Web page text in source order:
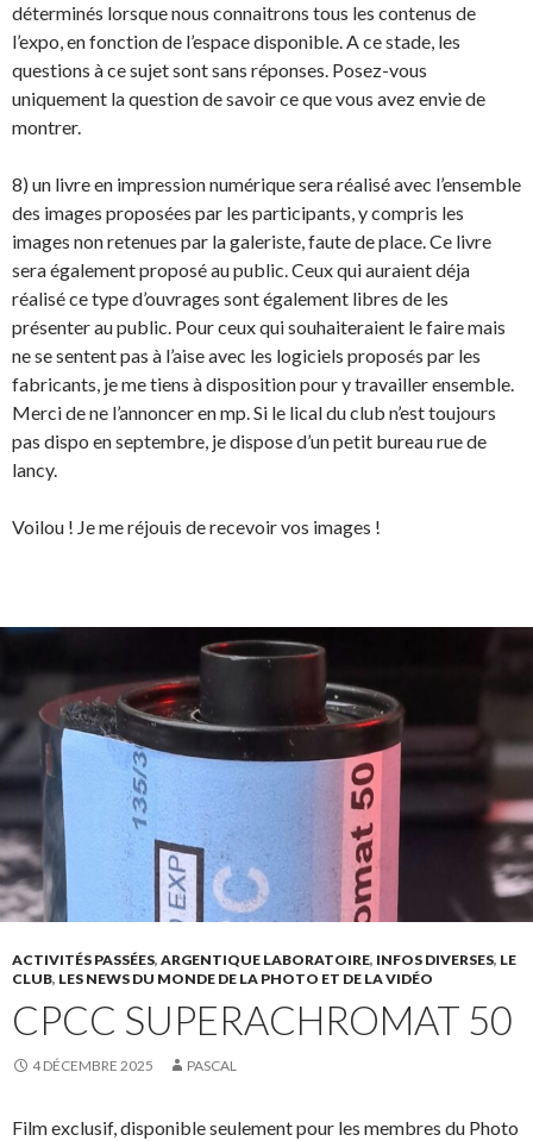
déterminés lorsque nous connaitrons tous les contenus de
l’expo, en fonction de l’espace disponible. A ce stade, les
questions à ce sujet sont sans réponses. Posez-vous
uniquement la question de savoir ce que vous avez envie de
montrer.
8) un livre en impression numérique sera réalisé avec l’ensemble
des images proposées par les participants, y compris les
images non retenues par la galeriste, faute de place. Ce livre
sera également proposé au public. Ceux qui auraient déja
réalisé ce type d’ouvrages sont également libres de les
présenter au public. Pour ceux qui souhaiteraient le faire mais
ne se sentent pas à l’aise avec les logiciels proposés par les
fabricants, je me tiens à disposition pour y travailler ensemble.
Merci de ne l’annoncer en mp. Si le lical du club n’est toujours
pas dispo en septembre, je dispose d’un petit bureau rue de
lancy.
Voilou ! Je me réjouis de recevoir vos images !
ACTIVITÉS PASSÉES, ARGENTIQUE LABORATOIRE, INFOS DIVERSES, LE
CLUB, LES NEWS DU MONDE DE LA PHOTO ET DE LA VIDÉO
CPCC SUPERACHROMAT 50
4 DÉCEMBRE 2025 PASCAL
Film exclusif, disponible seulement pour les membres du Photo